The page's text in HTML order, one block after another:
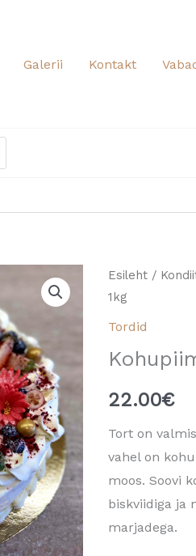
Galerii Kontakt
Esileht/
1kg
Tordid
22.00€
Tort on
vahel on
moos. Soovi
biskviidiga ja
marjadega.
Kohupiimatort
1kg
kogus